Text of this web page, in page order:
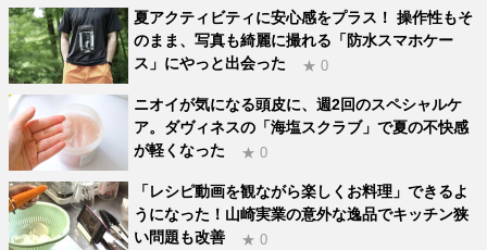
夏アクティビティに安心感をプラス！ 操作性もそ
のまま、写真も綺麗に撮れる「防水スマホケー
ス」にやっと出会った
★ 0
ニオイが気になる頭皮に、週2回のスペシャルケ
ア。ダヴィネスの「海塩スクラブ」で夏の不快感
が軽くなった
★ 0
「レシピ動画を観ながら楽しくお料理」できるよ
うになった！山崎実業の意外な逸品でキッチン狭
い問題も改善
★ 0